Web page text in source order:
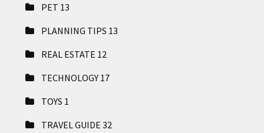
PET 13
PLANNING TIPS 13
REAL ESTATE 12
TECHNOLOGY 17
TOYS 1
TRAVEL GUIDE 32